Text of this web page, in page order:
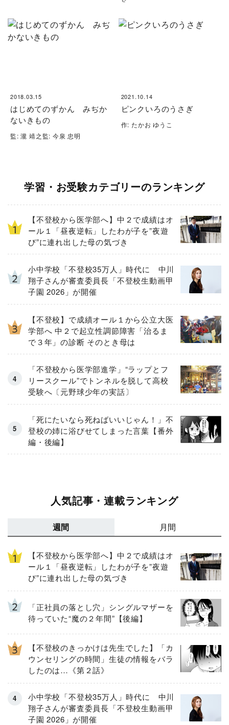
2018.03.15
はじめてのずかん みぢか
ないきもの
監: 瀧 靖之監: 今泉 忠明
2021.10.14
ピンクいろのうさぎ
作: たかお ゆうこ
学習・お受験カテゴリーのランキング
【不登校から医学部へ】中２で成績はオ
ール１「昼夜逆転」したわが子を”夜遊
び”に連れ出した母の気づき
小中学校「不登校35万人」時代に 中川
翔子さんが審査委員長「不登校生動画甲
子園 2026」が開催
【不登校】で成績オール１から公立大医
学部へ 中２で起立性調節障害「治るま
で３年」の診断 そのとき母は
「不登校から医学部進学」“ラップとフ
リースクール”でトンネルを脱して高校
受験へ〔元野球少年の実話〕
「死にたいなら死ねばいいじゃん！」不
登校の姉に浴びせてしまった言葉【番外
編・後編】
人気記事・連載ランキング
週間 月間
【不登校から医学部へ】中２で成績はオ
ール１「昼夜逆転」したわが子を”夜遊
び”に連れ出した母の気づき
「正社員の落とし穴」シングルマザーを
待っていた“魔の２年間”【後編】
【不登校のきっかけは先生でした】「カ
ウンセリングの時間」生徒の情報をバラ
したのは…《第２話》
小中学校「不登校35万人」時代に 中川
翔子さんが審査委員長「不登校生動画甲
子園 2026」が開催